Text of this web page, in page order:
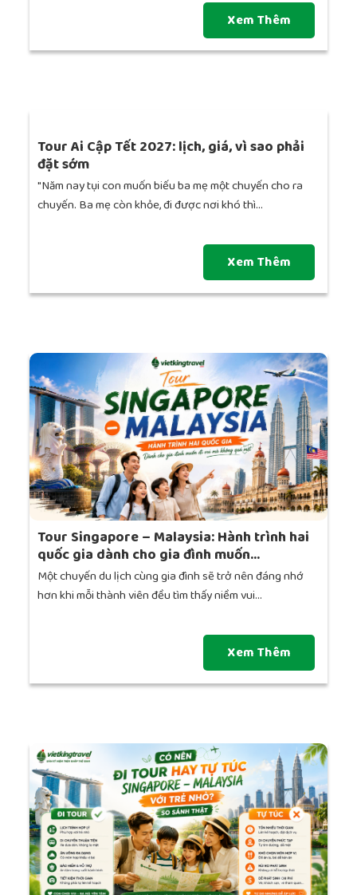
Xem Thêm
Tour Ai Cập Tết 2027: lịch, giá, vì sao phải
đặt sớm
"Năm nay tụi con muốn biếu ba mẹ một chuyến cho ra
chuyến. Ba mẹ còn khỏe, đi được nơi khó thì...
Xem Thêm
Tour Singapore – Malaysia: Hành trình hai
quốc gia dành cho gia đình muốn...
Một chuyến du lịch cùng gia đình sẽ trở nên đáng nhớ
hơn khi mỗi thành viên đều tìm thấy niềm vui...
Xem Thêm